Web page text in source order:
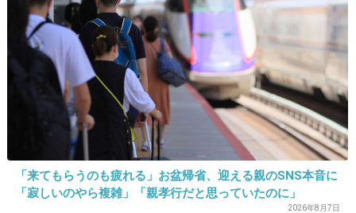
2019/06/20(木) 18:55:19
LINEは教えないほうがいいw
いいねなんて押したら交友関係ばれていくし、長い文章つ
か」と捨て台詞を残し会社を
辞めてった
「来てもらうのも疲れる」お盆帰省、迎える親のSNS本音に
「寂しいのやら複雑」「親孝行だと思っていたのに」
2026年8月7日